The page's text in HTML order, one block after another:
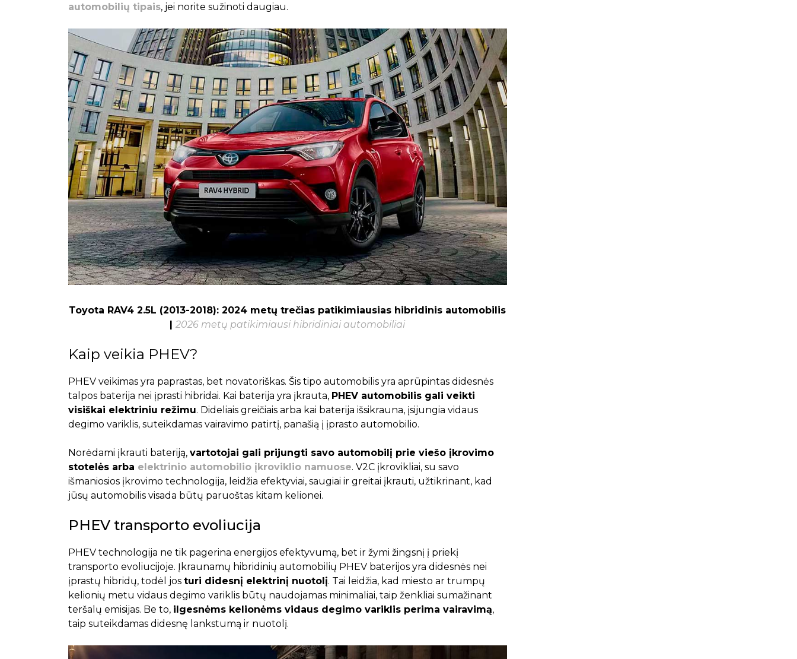
automobilių tipais, jei norite sužinoti daugiau.
Toyota RAV4 2.5L (2013-2018): 2024 metų trečias patikimiausias hibridinis automobilis
|2026 metų patikimiausi hibridiniai automobiliai
Kaip veikia PHEV?
PHEV veikimas yra paprastas, bet novatoriškas. Šis tipo automobilis yra aprūpintas didesnės
talpos baterija nei įprasti hibridai. Kai baterija yra įkrauta, PHEV automobilis gali veikti
visiškai elektriniu režimu. Dideliais greičiais arba kai baterija išsikrauna, įsijungia vidaus
degimo variklis, suteikdamas vairavimo patirtį, panašią į įprasto automobilio.
Norėdami įkrauti bateriją, vartotojai gali prijungti savo automobilį prie viešo įkrovimo
stotelės arba elektrinio automobilio įkroviklio namuose. V2C įkrovikliai, su savo
išmaniosios įkrovimo technologija, leidžia efektyviai, saugiai ir greitai įkrauti, užtikrinant, kad
jūsų automobilis visada būtų paruoštas kitam kelionei.
PHEV transporto evoliucija
PHEV technologija ne tik pagerina energijos efektyvumą, bet ir žymi žingsnį į priekį
transporto evoliucijoje. Įkraunamų hibridinių automobilių PHEV baterijos yra didesnės nei
įprastų hibridų, todėl jos turi didesnį elektrinį nuotolį. Tai leidžia, kad miesto ar trumpų
kelionių metu vidaus degimo variklis būtų naudojamas minimaliai, taip ženkliai sumažinant
teršalų emisijas. Be to, ilgesnėms kelionėms vidaus degimo variklis perima vairavimą,
taip suteikdamas didesnę lankstumą ir nuotolį.